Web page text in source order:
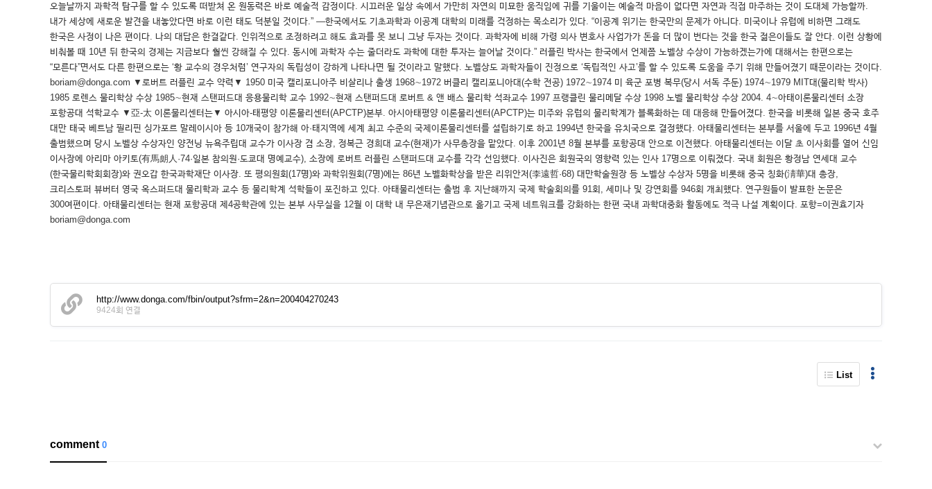
오늘날까지 과학적 탐구를 할 수 있도록 떠받쳐 온 원동력은 바로 예술적 감정이다. 시끄러운 일상 속에서 가만히 자연의 미묘한 움직임에 귀를 기울이는 예술적 마음이 없다면 자연과 직접 마주하는 것이 도대체 가능할까.
내가 세상에 새로운 발견을 내놓았다면 바로 이런 태도 덕분일 것이다.” ―한국에서도 기초과학과 이공계 대학의 미래를 걱정하는 목소리가 있다. “이공계 위기는 한국만의 문제가 아니다. 미국이나 유럽에 비하면 그래도
한국은 사정이 나은 편이다. 나의 대답은 한결같다. 인위적으로 조정하려고 해도 효과를 못 보니 그냥 두자는 것이다. 과학자에 비해 가령 의사 변호사 사업가가 돈을 더 많이 번다는 것을 한국 젊은이들도 잘 안다. 이런 상황에
비춰볼 때 10년 뒤 한국의 경제는 지금보다 훨씬 강해질 수 있다. 동시에 과학자 수는 줄더라도 과학에 대한 투자는 늘어날 것이다.” 러플린 박사는 한국에서 언제쯤 노벨상 수상이 가능하겠는가에 대해서는 한편으로는
“모른다”면서도 다른 한편으로는 ‘황 교수의 경우처럼’ 연구자의 독립성이 강하게 나타나면 될 것이라고 말했다. 노벨상도 과학자들이 진정으로 ‘독립적인 사고’를 할 수 있도록 도움을 주기 위해 만들어졌기 때문이라는 것이다.
boriam@donga.com ▼로버트 러플린 교수 약력▼ 1950 미국 캘리포니아주 비살리나 출생 1968∼1972 버클리 캘리포니아대(수학 전공) 1972∼1974 미 육군 포병 복무(당시 서독 주둔) 1974∼1979 MIT대(물리학 박사)
1985 로렌스 물리학상 수상 1985∼현재 스탠퍼드대 응용물리학 교수 1992∼현재 스탠퍼드대 로버트 & 앤 배스 물리학 석좌교수 1997 프랭클린 물리메달 수상 1998 노벨 물리학상 수상 2004. 4∼아태이론물리센터 소장
포항공대 석학교수 ▼亞-太 이론물리센터는▼ 아시아-태평양 이론물리센터(APCTP)본부. 아시아태평양 이론물리센터(APCTP)는 미주와 유럽의 물리학계가 블록화하는 데 대응해 만들어졌다. 한국을 비롯해 일본 중국 호주
대만 태국 베트남 필리핀 싱가포르 말레이시아 등 10개국이 참가해 아·태지역에 세계 최고 수준의 국제이론물리센터를 설립하기로 하고 1994년 한국을 유치국으로 결정했다. 아태물리센터는 본부를 서울에 두고 1996년 4월
출범했으며 당시 노벨상 수상자인 양전닝 뉴욕주립대 교수가 이사장 겸 소장, 정복근 경희대 교수(현재)가 사무총장을 맡았다. 이후 2001년 8월 본부를 포항공대 안으로 이전했다. 아태물리센터는 이달 초 이사회를 열어 신임
이사장에 아리마 아키토(有馬朗人·74·일본 참의원·도쿄대 명예교수), 소장에 로버트 러플린 스탠퍼드대 교수를 각각 선임했다. 이사진은 회원국의 영향력 있는 인사 17명으로 이뤄졌다. 국내 회원은 황정남 연세대 교수
(한국물리학회회장)와 권오갑 한국과학재단 이사장. 또 평의원회(17명)와 과학위원회(7명)에는 86년 노벨화학상을 받은 리위안저(李遠哲·68) 대만학술원장 등 노벨상 수상자 5명을 비롯해 중국 칭화(淸華)대 총장,
크리스토퍼 뷰버터 영국 옥스퍼드대 물리학과 교수 등 물리학계 석학들이 포진하고 있다. 아태물리센터는 출범 후 지난해까지 국제 학술회의를 91회, 세미나 및 강연회를 946회 개최했다. 연구원들이 발표한 논문은
300여편이다. 아태물리센터는 현재 포항공대 제4공학관에 있는 본부 사무실을 12월 이 대학 내 무은재기념관으로 옮기고 국제 네트워크를 강화하는 한편 국내 과학대중화 활동에도 적극 나설 계획이다. 포항=이권효기자
boriam@donga.com
http://www.donga.com/fbin/output?sfrm=2&n=200404270243
9424회 연결
List
comment0